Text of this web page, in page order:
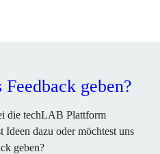
geben?
die techLAB Plattform
dazu oder möchtest uns
geben?